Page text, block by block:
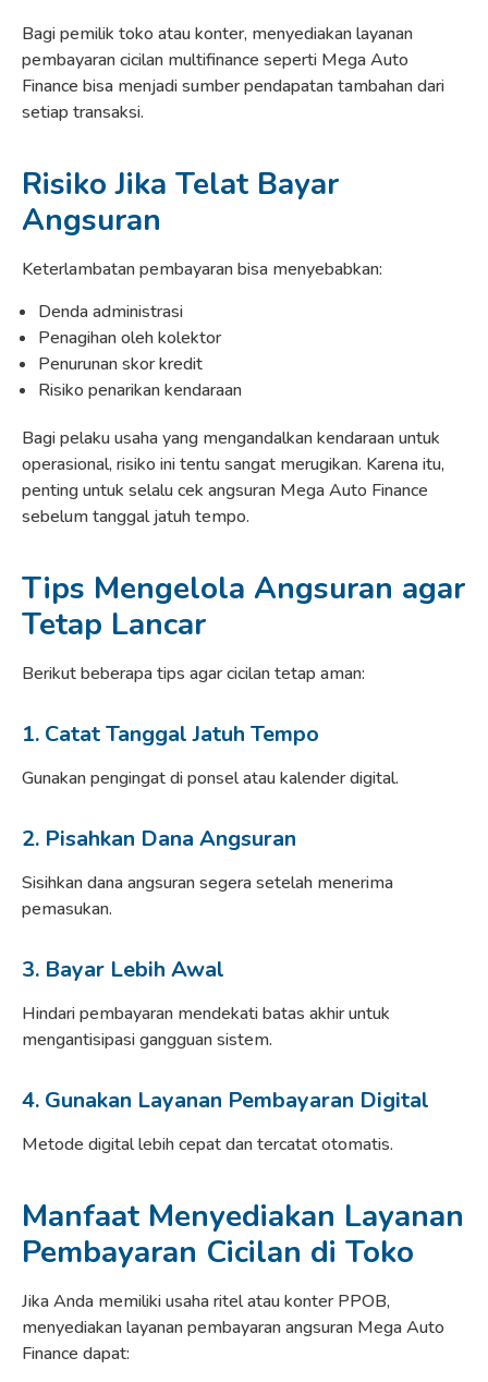
Bagi pemilik toko atau konter, menyediakan layanan
pembayaran cicilan multifinance seperti Mega Auto
Finance bisa menjadi sumber pendapatan tambahan dari
setiap transaksi.
Risiko Jika Telat Bayar
Angsuran
Keterlambatan pembayaran bisa menyebabkan:
Denda administrasi
Penagihan oleh kolektor
Penurunan skor kredit
Risiko penarikan kendaraan
Bagi pelaku usaha yang mengandalkan kendaraan untuk
operasional, risiko ini tentu sangat merugikan. Karena itu,
penting untuk selalu cek angsuran Mega Auto Finance
sebelum tanggal jatuh tempo.
Tips Mengelola Angsuran agar
Tetap Lancar
Berikut beberapa tips agar cicilan tetap aman:
1. Catat Tanggal Jatuh Tempo
Gunakan pengingat di ponsel atau kalender digital.
2. Pisahkan Dana Angsuran
Sisihkan dana angsuran segera setelah menerima
pemasukan.
3. Bayar Lebih Awal
Hindari pembayaran mendekati batas akhir untuk
mengantisipasi gangguan sistem.
4. Gunakan Layanan Pembayaran Digital
Metode digital lebih cepat dan tercatat otomatis.
Manfaat Menyediakan Layanan
Pembayaran Cicilan di Toko
Jika Anda memiliki usaha ritel atau konter PPOB,
menyediakan layanan pembayaran angsuran Mega Auto
Finance dapat: